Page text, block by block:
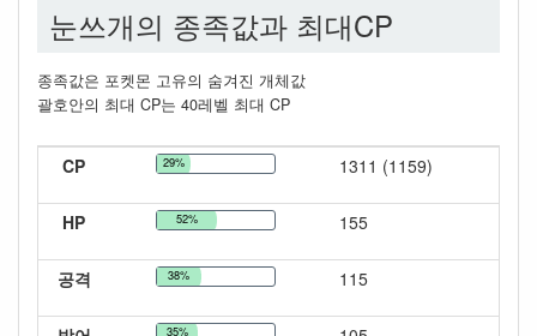
눈쓰개의 종족값과 최대CP
종족값은 포켓몬 고유의 숨겨진 개체값
괄호안의 최대 CP는 40레벨 최대 CP
CP 29% 1311 (1159)
HP 52% 155
공격 38% 115
35%